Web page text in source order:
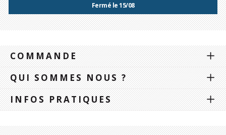
Fermé le 15/08
COMMANDE
QUI SOMMES NOUS ?
INFOS PRATIQUES